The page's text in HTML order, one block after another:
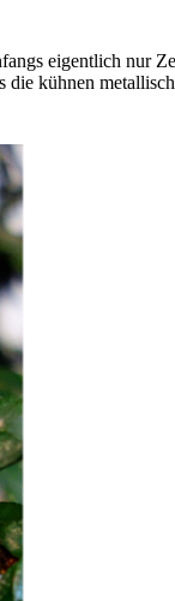
eigentlich nur
kühnen